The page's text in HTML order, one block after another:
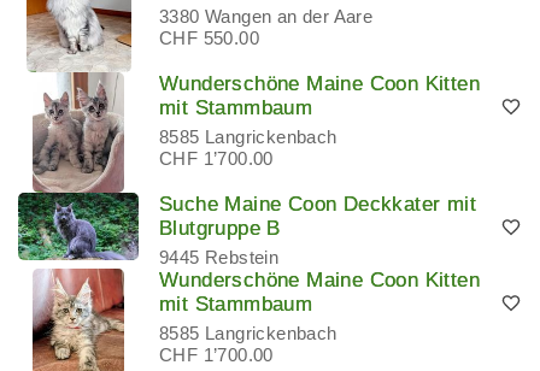
3380 Wangen an der Aare
CHF 550.00
Wunderschöne Maine Coon Kitten
mit Stammbaum
8585 Langrickenbach
CHF 1’700.00
Suche Maine Coon Deckkater mit
Blutgruppe B
9445 Rebstein
Wunderschöne Maine Coon Kitten
mit Stammbaum
8585 Langrickenbach
CHF 1’700.00